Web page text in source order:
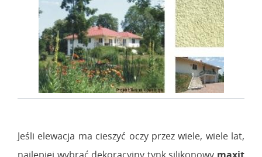
Jeśli elewacja ma cieszyć oczy przez wiele, wiele lat,
najlepiej wybrać dekoracyjny tynk silikonowy maxit